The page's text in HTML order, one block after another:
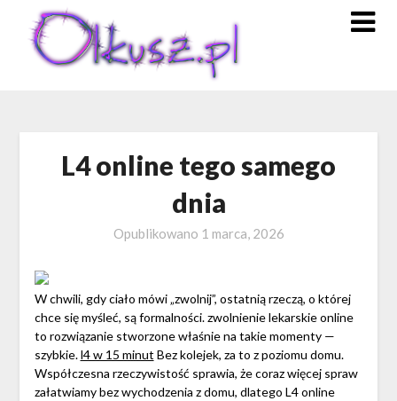
content
L4 online tego samego
dnia
Opublikowano 1 marca, 2026
W chwili, gdy ciało mówi „zwolnij”, ostatnią rzeczą, o której
chce się myśleć, są formalności. zwolnienie lekarskie online
to rozwiązanie stworzone właśnie na takie momenty —
szybkie.l4 w 15 minut Bez kolejek, za to z poziomu domu.
Współczesna rzeczywistość sprawia, że coraz więcej spraw
załatwiamy bez wychodzenia z domu, dlatego L4 online